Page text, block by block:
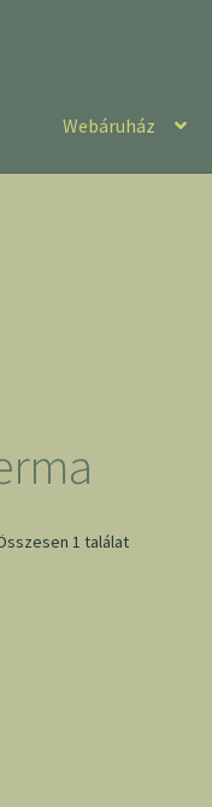
Webáruház
1 találat